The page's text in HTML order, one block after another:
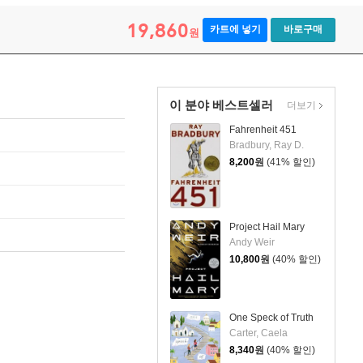
19,860원 카트에 넣기 바로구매
이 분야 베스트셀러
Fahrenheit 451
Bradbury, Ray D.
8,200원 (41% 할인)
Project Hail Mary
Andy Weir
10,800원 (40% 할인)
One Speck of Truth
Carter, Caela
8,340원 (40% 할인)
더보기